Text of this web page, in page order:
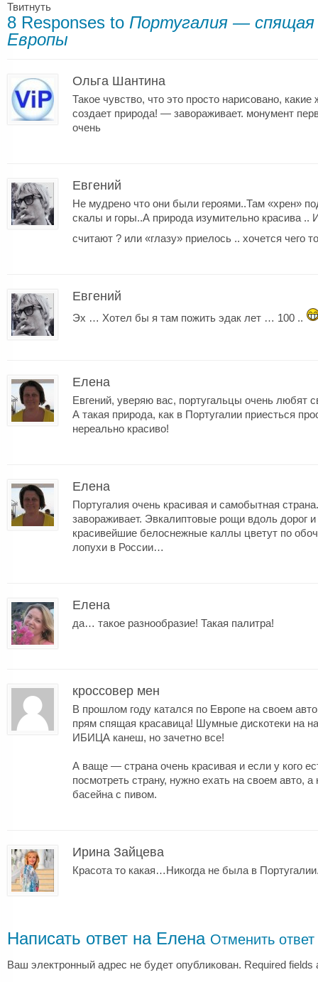
Твитнуть
8 Responses to Португалия — спящая
Европы
Ольга Шантина
Такое чувство, что это просто нарисовано,
создает природа! — завораживает. монумент
очень
Евгений
Не мудрено что они были героями..Там «хрен»
скалы и горы..А природа изумительно красива ..
считают ? или «глазу» приелось .. хочется чего
Евгений
Эх … Хотел бы я там пожить эдак лет … 100 ..
Елена
Евгений, уверяю вас, португальцы очень любят
А такая природа, как в Португалии приесться
нереально красиво!
Елена
Португалия очень красивая и самобытная
завораживает. Эвкалиптовые рощи вдоль
красивейшие белоснежные каллы цветут по
лопухи в России…
Елена
да… такое разнообразие! Такая палитра!
кроссовер мен
В прошлом году катался по Европе на своем
прям спящая красавица! Шумные дискотеки на
ИБИЦА канеш, но зачетно все!
А ваще — страна очень красивая и если у кого
посмотреть страну, нужно ехать на своем авто, а
басейна с пивом.
Ирина Зайцева
Красота то какая…Никогда не была в
Написать ответ на Елена Отменить ответ
Ваш электронный адрес не будет опубликован. Required